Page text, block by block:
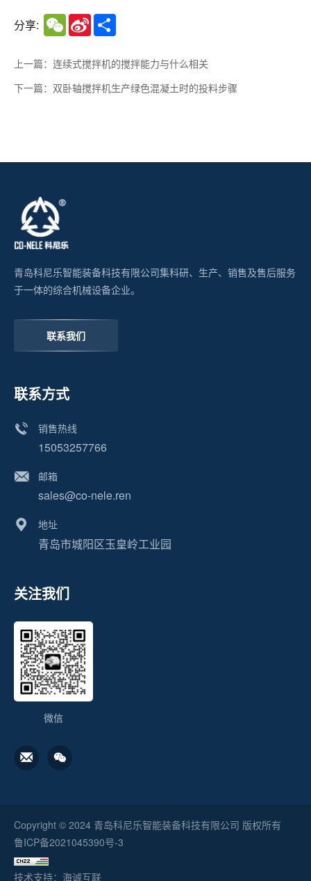
分享: WeChatSina
Weibo
上一篇：连续式搅拌机的搅拌能力与什么相关
下一篇：双卧轴搅拌机生产绿色混凝土时的投料步骤
青岛科尼乐智能装备科技有限公司集科研、生产、销售及售后服务
于一体的综合机械设备企业。
联系我们
联系方式
销售热线
15053257766
邮箱
sales@co-nele.ren
地址
青岛市城阳区玉皇岭工业园
关注我们
微信
Copyright © 2024 青岛科尼乐智能装备科技有限公司 版权所有
鲁ICP备2021045390号-3
技术支持：海诚互联